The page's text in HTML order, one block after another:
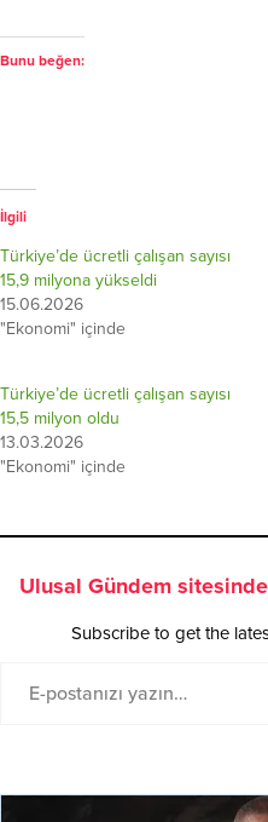
Bunu beğen:
İlgili
Türkiye’de ücretli çalışan sayısı
15,9 milyona yükseldi
15.06.2026
"Ekonomi" içinde
Türkiye’de ücretli çalışan sayısı
15,5 milyon oldu
13.03.2026
"Ekonomi" içinde
Ulusal Gündem
Subscribe to get the